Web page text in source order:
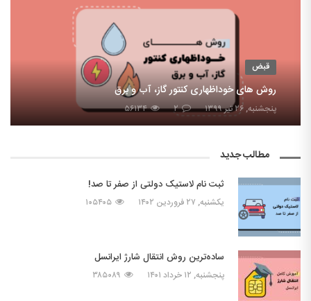
قبض
روش های خوداظهاری کنتور گاز، آب و برق
پنجشنبه, ۲۶ تیر ۱۳۹۹ ۲ ۵۶۱۳۴
مطالب جدید
ثبت نام لاستیک دولتی از صفر تا صد!
یکشنبه, ۲۷ فروردین ۱۴۰۲ ۱۰۵۴۰۵
ساده‌ترین روش انتقال شارژ ایرانسل
پنجشنبه, ۱۲ خرداد ۱۴۰۱ ۳۸۵۰۸۹